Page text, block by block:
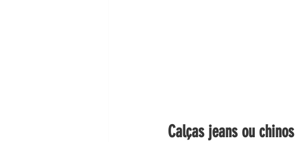
Calças jeans ou chinos